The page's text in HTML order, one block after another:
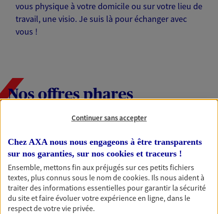
vous physique à votre domicile ou sur votre lieu de
travail, une visio. Je suis là pour échanger avec
vous !
Nos offres phares
Épargne
Réalisez vos projets grâce à votre épargne : achat
immobilier, études des enfants ou voyage autour
du monde… Épargnez à votre rythme et
simplement, selon votre profil.
Découvrir les offres Épargne
Continuer sans accepter
Chez AXA nous nous engageons à être transparents
sur nos garanties, sur nos cookies et traceurs !
Ensemble, mettons fin aux préjugés sur ces petits fichiers
textes, plus connus sous le nom decookies. Ils nous aident à
traiter des informations essentielles pour garantir la sécurité
du site et faire évoluer votre expérience en ligne, dans le
respect de votre vie privée.